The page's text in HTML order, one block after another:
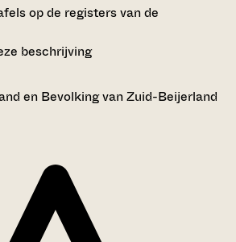
op de registers van de
beschrijving
en Bevolking van Zuid-Beijerland